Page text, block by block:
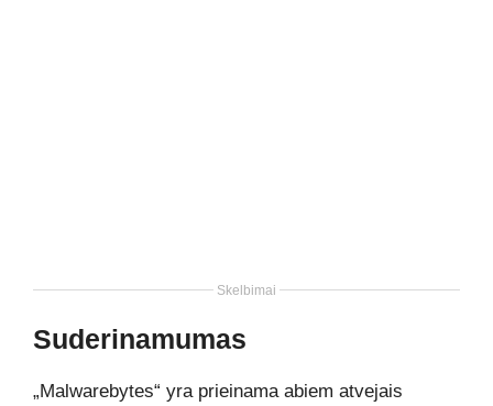
Skelbimai
Suderinamumas
„Malwarebytes“ yra prieinama abiem atvejais